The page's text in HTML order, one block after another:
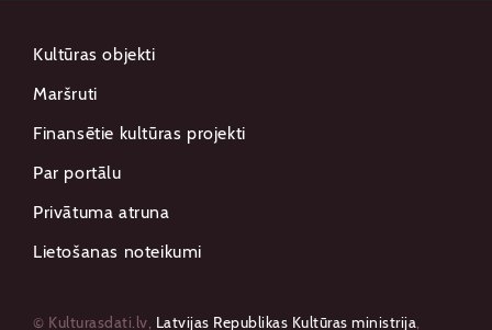
Kultūras objekti
Maršruti
Finansētie kultūras projekti
Par portālu
Privātuma atruna
Lietošanas noteikumi
© Kulturasdati.lv, Latvijas Republikas Kultūras ministrija,